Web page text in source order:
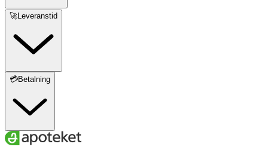
🚀Leveranstid
💳Betalning